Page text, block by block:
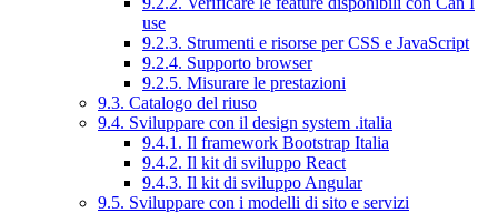
use
9.2.3. Strumenti e risorse per CSS e JavaScript
9.2.4. Supporto browser
9.2.5. Misurare le prestazioni
9.3. Catalogo del riuso
9.4. Sviluppare con il design system .italia
9.4.1. Il framework Bootstrap Italia
9.4.2. Il kit di sviluppo React
9.4.3. Il kit di sviluppo Angular
9.5. Sviluppare con i modelli di sito e servizi